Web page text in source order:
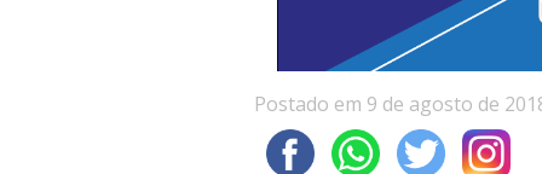
Postado em 9 de agosto de